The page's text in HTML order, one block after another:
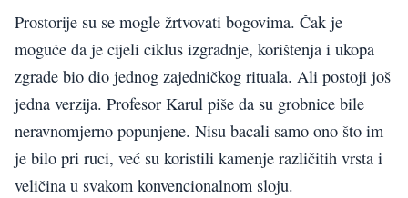
Prostorije su se mogle žrtvovati bogovima. Čak je
moguće da je cijeli ciklus izgradnje, korištenja i ukopa
zgrade bio dio jednog zajedničkog rituala. Ali postoji još
jedna verzija. Profesor Karul piše da su grobnice bile
neravnomjerno popunjene. Nisu bacali samo ono što im
je bilo pri ruci, već su koristili kamenje različitih vrsta i
veličina u svakom konvencionalnom sloju.